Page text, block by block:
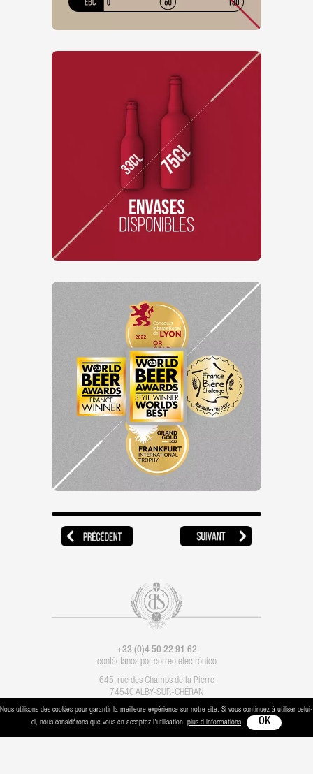
Nous utilisons des cookies pour garantir la meilleure expérience sur notre site. Si vous continuez à utiliser celui-
ci, nous considérons que vous en acceptez l'utilisation. plus d'informations
+33 (0)4 50 22 91 62
contáctanos por correo electrónico
645, rue des Champs de la Pierre
74540 ALBY-SUR-CHÉRAN
Condiciones legales - Imaginación :Les Alchimistes- Producción :Boondooa